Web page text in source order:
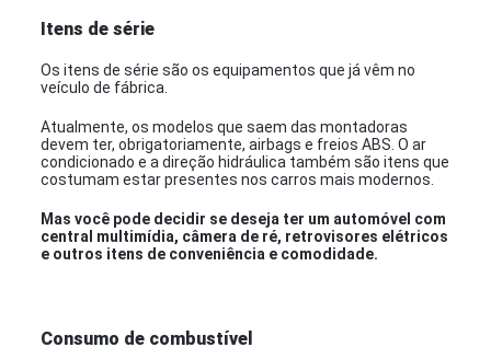
Itens de série
Os itens de série são os equipamentos que já vêm no
veículo de fábrica.
Atualmente, os modelos que saem das montadoras
devem ter, obrigatoriamente, airbags e freios ABS. O ar
condicionado e a direção hidráulica também são itens que
costumam estar presentes nos carros mais modernos.
Mas você pode decidir se deseja ter um automóvel com
central multimídia, câmera de ré, retrovisores elétricos
e outros itens de conveniência e comodidade.
Consumo de combustível